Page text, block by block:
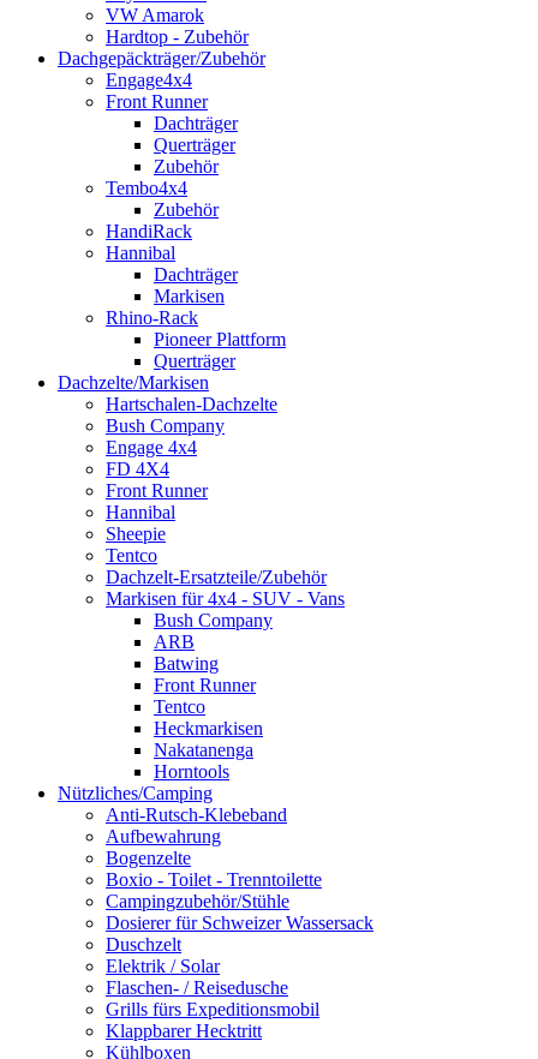
VW Amarok
Hardtop - Zubehör
Dachgepäckträger/Zubehör
Engage4x4
Front Runner
Dachträger
Querträger
Zubehör
Tembo4x4
Zubehör
HandiRack
Hannibal
Dachträger
Markisen
Rhino-Rack
Pioneer Plattform
Querträger
Dachzelte/Markisen
Hartschalen-Dachzelte
Bush Company
Engage 4x4
FD 4X4
Front Runner
Hannibal
Sheepie
Tentco
Dachzelt-Ersatzteile/Zubehör
Markisen für 4x4 - SUV - Vans
Bush Company
ARB
Batwing
Front Runner
Tentco
Heckmarkisen
Nakatanenga
Horntools
Nützliches/Camping
Anti-Rutsch-Klebeband
Aufbewahrung
Bogenzelte
Boxio - Toilet - Trenntoilette
Campingzubehör/Stühle
Dosierer für Schweizer Wassersack
Duschzelt
Elektrik / Solar
Flaschen- / Reisedusche
Grills fürs Expeditionsmobil
Klappbarer Hecktritt
Kühlboxen